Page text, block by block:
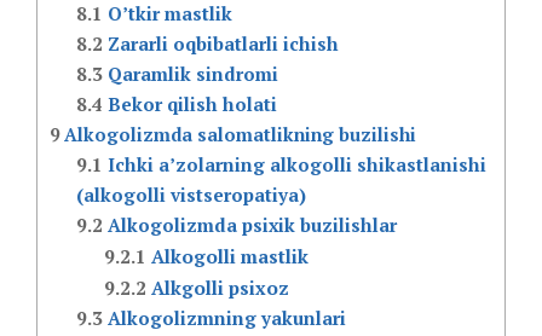
8.1 O’tkir mastlik
8.2 Zararli oqbibatlarli ichish
8.3 Qaramlik sindromi
8.4 Bekor qilish holati
9Alkogolizmda salomatlikning buzilishi
9.1 Ichki a’zolarning alkogolli shikastlanishi
(alkogolli vistseropatiya)
9.2 Alkogolizmda psixik buzilishlar
9.2.1 Alkogolli mastlik
9.2.2 Alkgolli psixoz
9.3 Alkogolizmning yakunlari